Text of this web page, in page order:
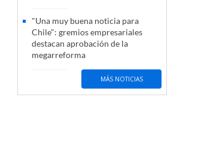
"Una muy buena noticia para
Chile": gremios empresariales
destacan aprobación de la
megarreforma
MÁS NOTICIAS